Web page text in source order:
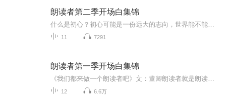
朗读者第二季开场白集锦
11 7291
朗读者第一季开场白集锦
12 6.6万